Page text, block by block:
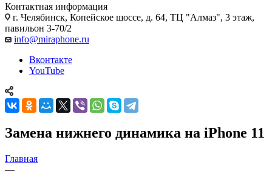
Контактная информация
г. Челябинск, Копейское шоссе, д. 64, ТЦ "Алмаз", 3 этаж,
павильон 3-70/2
info@miraphone.ru
Вконтакте
YouTube
Замена нижнего динамика на iPhone 11
Главная
—